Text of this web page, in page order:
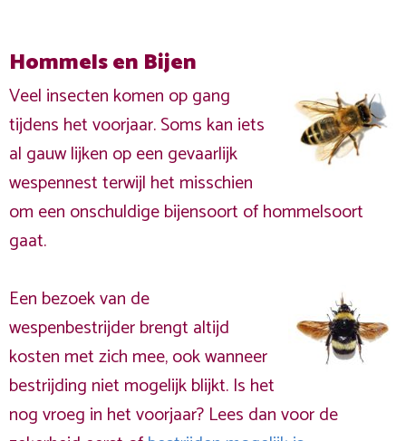
Hommels en Bijen
Veel insecten komen op gang
tijdens het voorjaar. Soms kan iets
al gauw lijken op een gevaarlijk
wespennest terwijl het misschien
om een onschuldige bijensoort of hommelsoort
gaat.
Een bezoek van de
wespenbestrijder brengt altijd
kosten met zich mee, ook wanneer
bestrijding niet mogelijk blijkt. Is het
nog vroeg in het voorjaar? Lees dan voor de